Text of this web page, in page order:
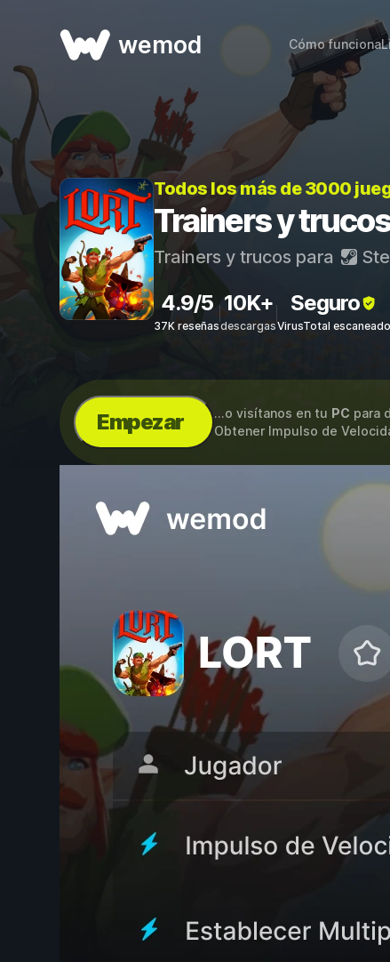
wemod Cómo funciona
Todos los más de 3000
Trainers y
Trainers y trucos para
4.9/5
37K reseñas
10K+
descargas
Seguro
VirusTotal escaneado
Empezar ...o visítanos en tu PC para
Obtener Impulso de